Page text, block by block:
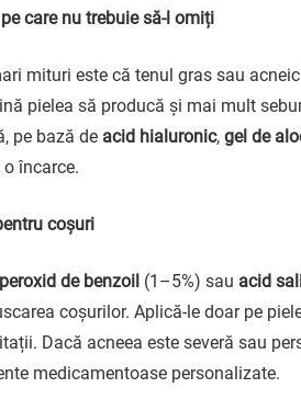
care nu trebuie să-l omiți
mituri este că tenul gras sau
pielea să producă și mai mult
pe bază de acid hialuronic,gel de
încarce.
coșuri
peroxid de benzoil (1–5%) sau acid
coșurilor. Aplică-le doar pe
Dacă acneea este severă sau
medicamentoase personalizate.